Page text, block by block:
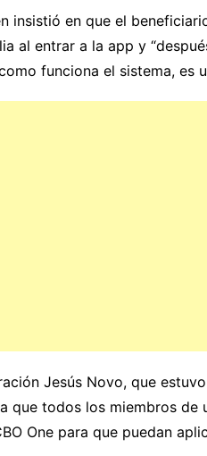
insistió en que el
al entrar a la app y
funciona el sistema, es
Jesús Novo, que
que todos los miembros de
One para que puedan